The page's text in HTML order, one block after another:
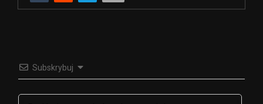
Subskrybuj